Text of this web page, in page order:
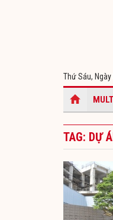
Thứ Sáu,
TAG: DỰ